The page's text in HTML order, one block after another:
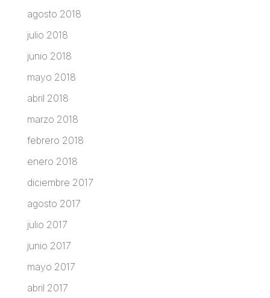
agosto 2018
julio 2018
junio 2018
mayo 2018
abril 2018
marzo 2018
febrero 2018
enero 2018
diciembre 2017
agosto 2017
julio 2017
junio 2017
mayo 2017
abril 2017